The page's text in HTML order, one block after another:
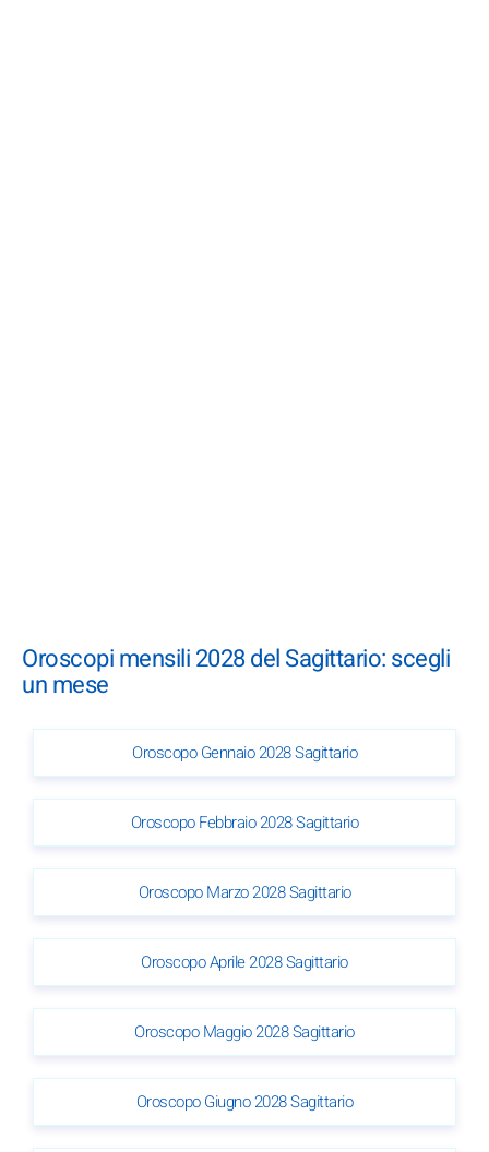
Oroscopi mensili 2028 del Sagittario: scegli
un mese
Oroscopo Gennaio 2028 Sagittario
Oroscopo Febbraio 2028 Sagittario
Oroscopo Marzo 2028 Sagittario
Oroscopo Aprile 2028 Sagittario
Oroscopo Maggio 2028 Sagittario
Oroscopo Giugno 2028 Sagittario